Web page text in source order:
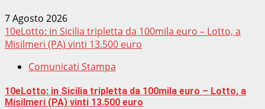
7 Agosto 2026
10eLotto: in Sicilia tripletta da 100mila euro – Lotto, a
Misilmeri (PA) vinti 13.500 euro
Comunicati Stampa
10eLotto: in Sicilia tripletta da 100mila euro – Lotto, a
Misilmeri (PA) vinti 13.500 euro